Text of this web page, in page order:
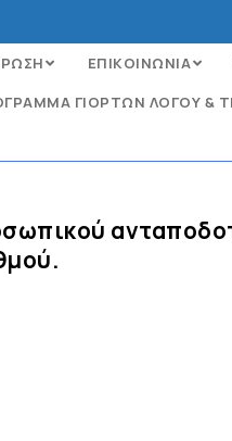
ΕΠΙΚΟΙΝΩΝΙΑ
ΓΙΟΡΤΩΝ ΛΟΓΟΥ &